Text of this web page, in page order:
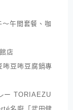
午間套餐、咖
店
咘豆咘豆腐鍋專
ー TORIAEZU